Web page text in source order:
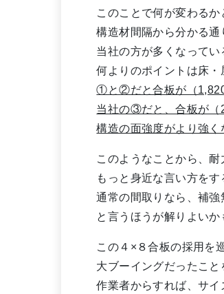
このことで何が変わるか
構造材間隔から分かる通
当社の方が多くなってい
何よりのポイントは床・
①と②だと合板が（
当社の③だと、合板が（
構造の面強度がより強く
このようなことから、耐
もっと身近な言い方をす
通常の間取りなら、補強
と言うほうが解りよいか
この４×８合板の採用を
大ブーイングだったこと
作業者からすれば、サイ